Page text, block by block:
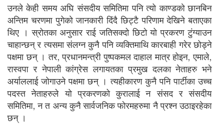
उनले केही समय अघि संसदीय समितिमा पनि त्यो काण्डको छानबिन
अन्तिम चरणमा पुगेको जानकारी दिंदैछिट्टै परिणाम देखिने बताएका
थिए । स्रोतका अनुसार राई जतिसक्दो छिटो यो प्रकरण टुंग्याउन
चाहान्छन् र त्यसमा संलग्न कुनै पनि व्यक्तिमाथि कारबाही गरेर छोड्ने
पक्षमा छन् । तर, प्रधानमन्त्री पुष्पकमल दाहालमात्र होइन, एमाले,
रास्वपा र नेपाली कांग्रेस लगायतका प्रमुख दलका नेताहरु भने
अर्याललाई जोगाउने पक्षमा छन् । त्यहीकारण कुनै पनि पार्टीका उच्च
पदस्त नेताहरुले यो प्रकरणको कुरालाई न संसद र संसदीय
समितिमा, न त अन्य कुनै सार्वजनिक फोरमहरुमा नै प्रश्न उठाइरहेका
छन् ।